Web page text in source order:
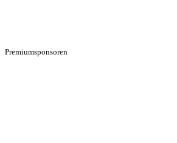
Premiumsponsoren